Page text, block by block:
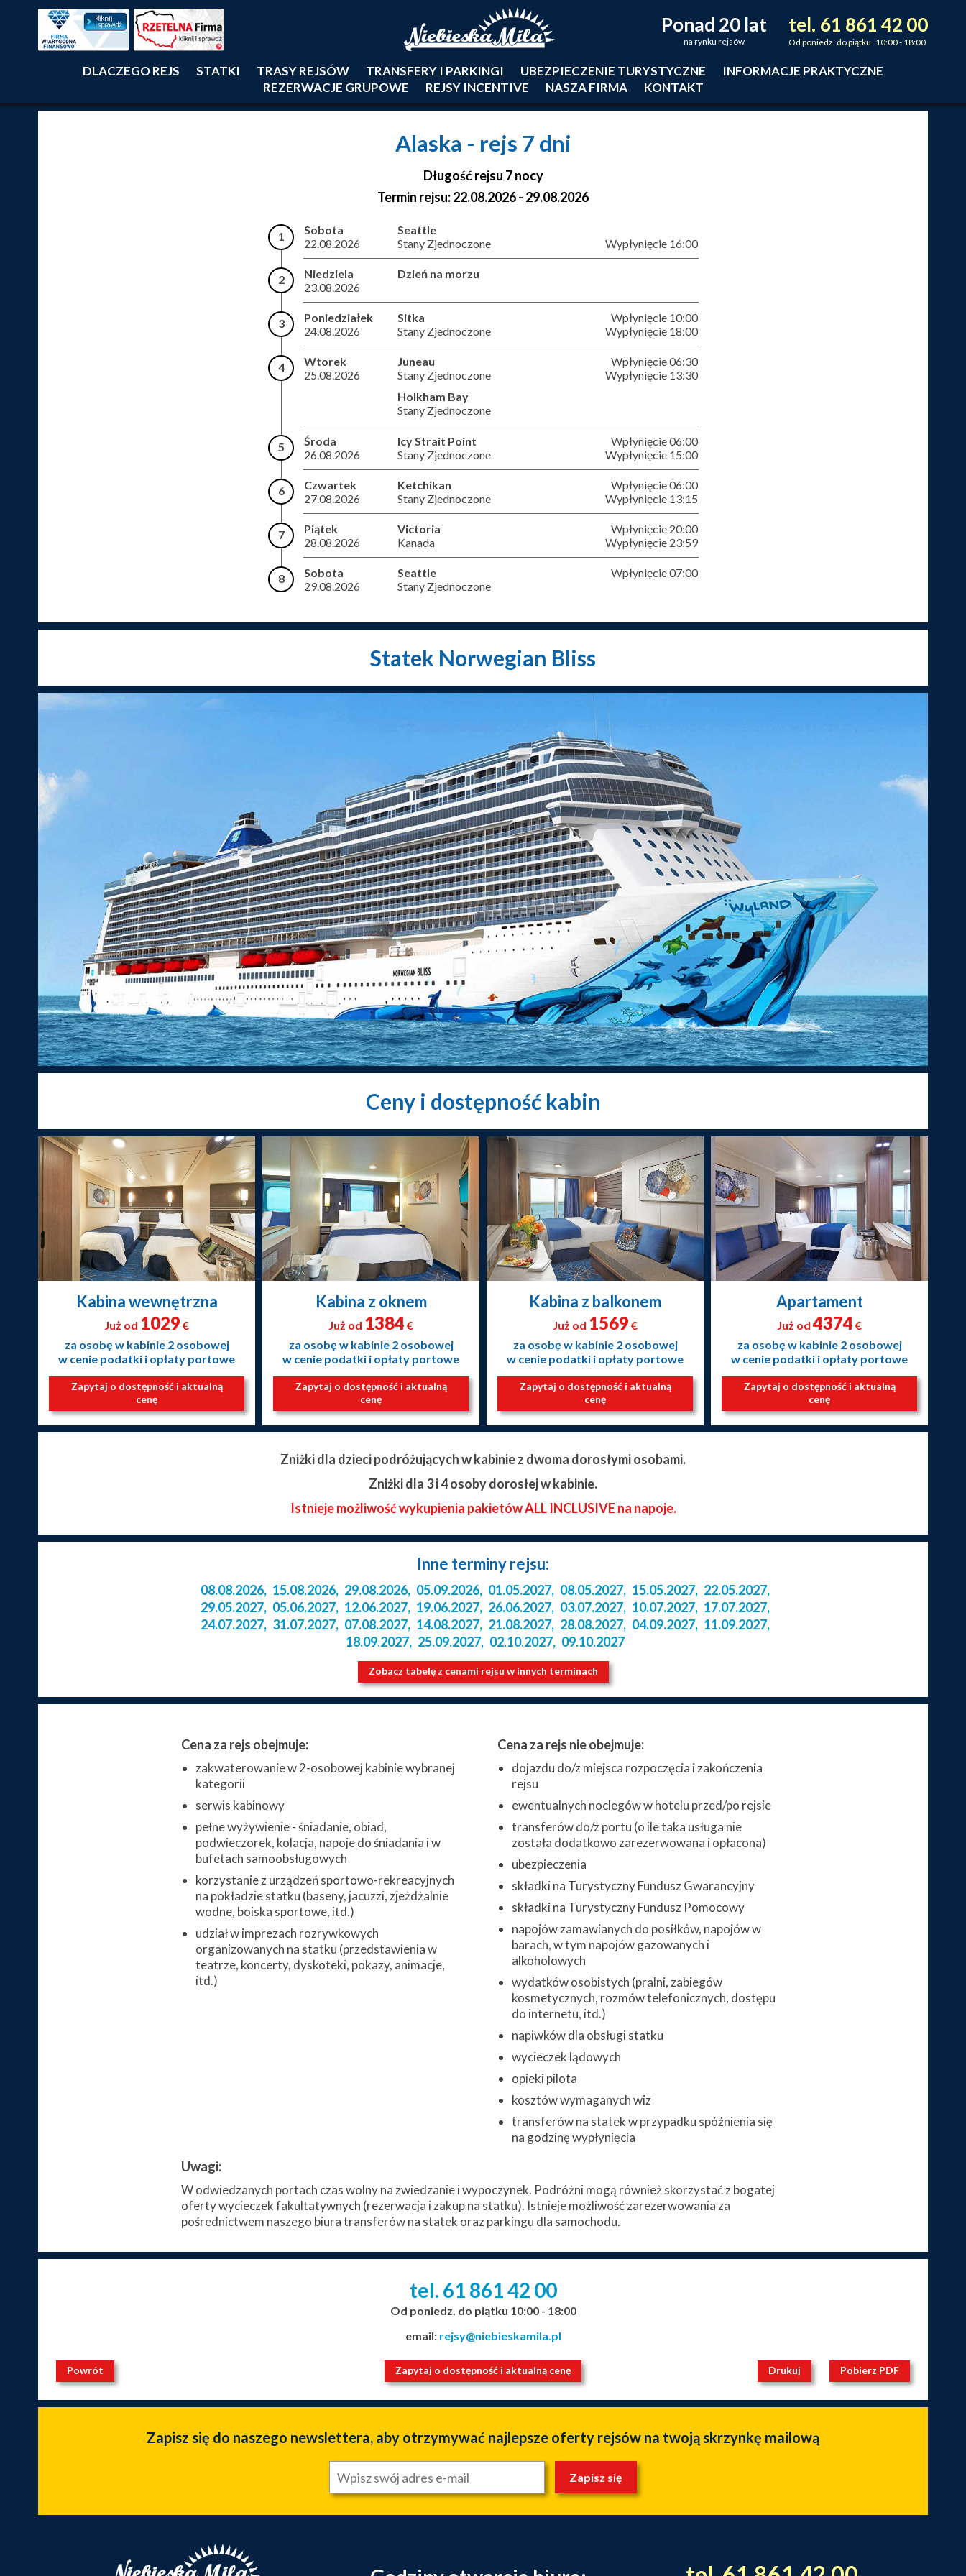
tel. 61 861 42 00
Od poniedz. do piątku 10:00 - 18:00
Ponad 20 lat
na rynku rejsów
DLACZEGO REJS STATKI TRASY REJSÓW TRANSFERY I PARKINGI UBEZPIECZENIE TURYSTYCZNE
INFORMACJE PRAKTYCZNE
REZERWACJE GRUPOWE
REJSY INCENTIVE NASZA FIRMA KONTAKT
Alaska - rejs 7 dni
Długość rejsu 7 nocy
Termin rejsu: 22.08.2026 - 29.08.2026
1
Sobota
22.08.2026
Seattle
Stany Zjednoczone
Wypłynięcie 16:00
2
Niedziela
23.08.2026
Dzień na morzu
3
Poniedziałek
24.08.2026
Sitka
Stany Zjednoczone
Wpłynięcie 10:00
Wypłynięcie 18:00
4
Wtorek
25.08.2026
Juneau
Stany Zjednoczone
Wpłynięcie 06:30
Wypłynięcie 13:30
Holkham Bay
Stany Zjednoczone
5
Środa
26.08.2026
Icy Strait Point
Stany Zjednoczone
Wpłynięcie 06:00
Wypłynięcie 15:00
6
Czwartek
27.08.2026
Ketchikan
Stany Zjednoczone
Wpłynięcie 06:00
Wypłynięcie 13:15
7
Piątek
28.08.2026
Victoria
Kanada
Wpłynięcie 20:00
Wypłynięcie 23:59
8
Sobota
29.08.2026
Seattle
Stany Zjednoczone
Wpłynięcie 07:00
Statek Norwegian Bliss
Ceny i dostępność kabin
Kabina wewnętrzna
Już od 1029 €
za osobę w kabinie 2 osobowej
w cenie podatki i opłaty portowe
Zapytaj o dostępność i aktualną
cenę
Kabina z oknem
Już od 1384 €
za osobę w kabinie 2 osobowej
w cenie podatki i opłaty portowe
Zapytaj o dostępność i aktualną
cenę
Kabina z balkonem
Już od 1569 €
za osobę w kabinie 2 osobowej
w cenie podatki i opłaty portowe
Zapytaj o dostępność i aktualną
cenę
Apartament
Już od 4374 €
za osobę w kabinie 2 osobowej
w cenie podatki i opłaty portowe
Zapytaj o dostępność i aktualną
cenę
Zniżki dla dzieci podróżujących w kabinie z dwoma dorosłymi osobami.
Zniżki dla 3 i 4 osoby dorosłej w kabinie.
Istnieje możliwość wykupienia pakietów ALL INCLUSIVE na napoje.
Inne terminy rejsu:
08.08.2026, 15.08.2026, 29.08.2026, 05.09.2026, 01.05.2027, 08.05.2027, 15.05.2027, 22.05.2027,
29.05.2027, 05.06.2027, 12.06.2027, 19.06.2027, 26.06.2027, 03.07.2027, 10.07.2027, 17.07.2027,
24.07.2027, 31.07.2027, 07.08.2027, 14.08.2027, 21.08.2027, 28.08.2027, 04.09.2027, 11.09.2027,
18.09.2027, 25.09.2027, 02.10.2027, 09.10.2027
Zobacz tabelę z cenami rejsu w innych terminach
Cena za rejs obejmuje:
zakwaterowanie w 2-osobowej kabinie wybranej
kategorii
serwis kabinowy
pełne wyżywienie - śniadanie, obiad,
podwieczorek, kolacja, napoje do śniadania i w
bufetach samoobsługowych
korzystanie z urządzeń sportowo-rekreacyjnych
na pokładzie statku (baseny, jacuzzi, zjeżdżalnie
wodne, boiska sportowe, itd.)
udział w imprezach rozrywkowych
organizowanych na statku (przedstawienia w
teatrze, koncerty, dyskoteki, pokazy, animacje,
itd.)
Cena za rejs nie obejmuje:
dojazdu do/z miejsca rozpoczęcia i zakończenia
rejsu
ewentualnych noclegów w hotelu przed/po rejsie
transferów do/z portu (o ile taka usługa nie
została dodatkowo zarezerwowana i opłacona)
ubezpieczenia
składki na Turystyczny Fundusz Gwarancyjny
składki na Turystyczny Fundusz Pomocowy
napojów zamawianych do posiłków, napojów w
barach, w tym napojów gazowanych i
alkoholowych
wydatków osobistych (pralni, zabiegów
kosmetycznych, rozmów telefonicznych, dostępu
do internetu, itd.)
napiwków dla obsługi statku
wycieczek lądowych
opieki pilota
kosztów wymaganych wiz
transferów na statek w przypadku spóźnienia się
na godzinę wypłynięcia
Uwagi:
W odwiedzanych portach czas wolny na zwiedzanie i wypoczynek. Podróżni mogą również skorzystać z bogatej
oferty wycieczek fakultatywnych (rezerwacja i zakup na statku). Istnieje możliwość zarezerwowania za
pośrednictwem naszego biura transferów na statek oraz parkingu dla samochodu.
tel. 61 86142 00
Od poniedz. do piątku 10:00 - 18:00
email: rejsy@niebieskamila.pl
Powrót Zapytaj o dostępność i aktualną cenę Drukuj Pobierz PDF
Zapisz się do naszego newslettera, aby otrzymywać najlepsze oferty rejsów na twoją skrzynkę mailową
Zapisz się